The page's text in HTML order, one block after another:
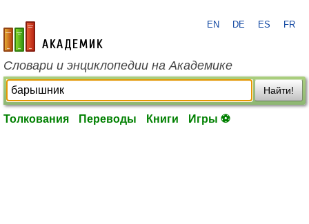
academic.ru
EN DE ES FR
Словари и энциклопедии на Академике
Найти!
Толкования Переводы Книги Игры ⚽